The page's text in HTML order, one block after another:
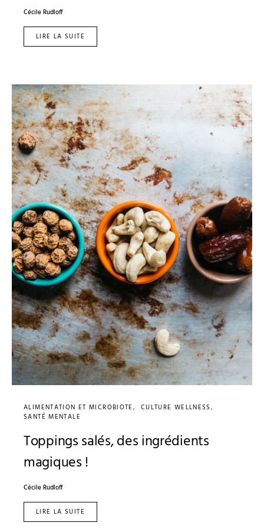
Cécile Rudloff
LIRE LA SUITE
ALIMENTATION ET MICROBIOTE
CULTURE WELLNESS
SANTÉ MENTALE
Toppings salés, des ingrédients
magiques !
Cécile Rudloff
LIRE LA SUITE